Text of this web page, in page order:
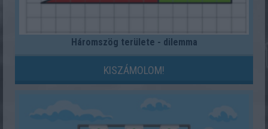
Háromszög területe - dilemma
KISZÁMOLOM!